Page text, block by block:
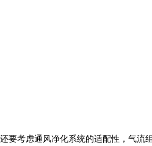
还要考虑通风净化系统的适配性，气流